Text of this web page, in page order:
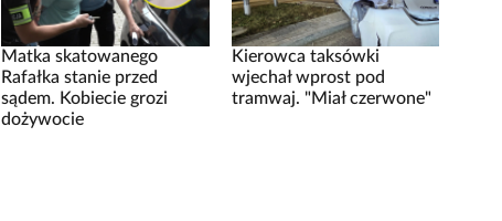
Matka skatowanego
Rafałka stanie przed
sądem. Kobiecie grozi
dożywocie
Kierowca taksówki
wjechał wprost pod
tramwaj. "Miał czerwone"